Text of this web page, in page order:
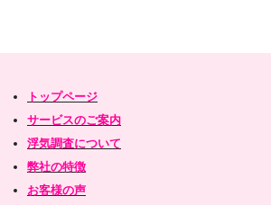
トップページ
サービスのご案内
浮気調査について
弊社の特徴
お客様の声